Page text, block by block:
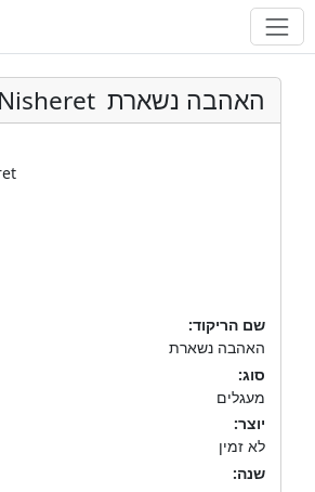
האהבה נשארת
שם הריקוד:
האהבה נשארת
סוג:
מעגלים
יוצר:
לא זמין
שנה: